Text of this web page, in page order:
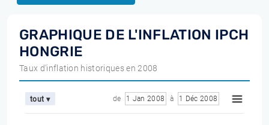
GRAPHIQUE DE L'INFLATION IPCH
HONGRIE
Taux d'inflation historiques en 2008
tout ▾ de 1 Jan 2008 à 1 Déc 2008